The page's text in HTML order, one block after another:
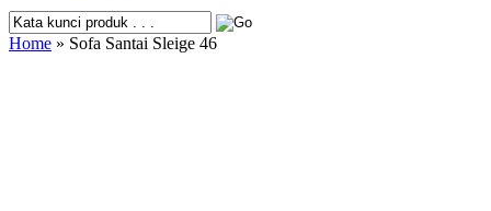
Home » Sofa Santai Sleige 46